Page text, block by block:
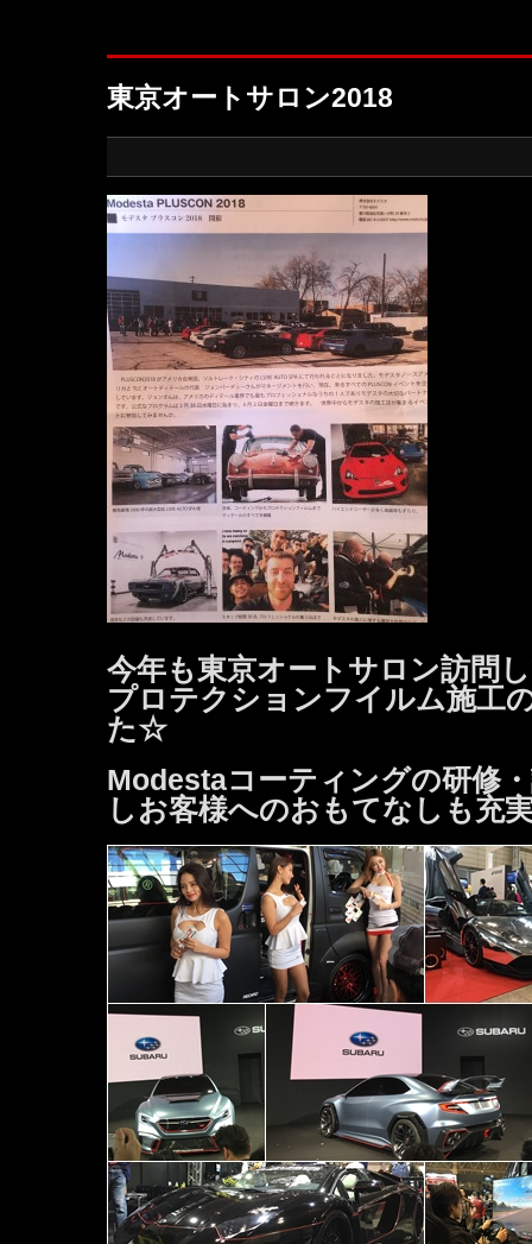
東京オートサロン2018
今年も東京オートサロン訪問
プロテクションフイルム施工
た☆
Modestaコーティングの研修
しお客様へのおもてなしも充